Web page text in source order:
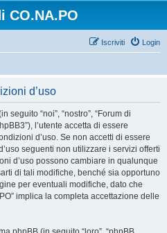
CO.NA.PO
Login
Iscriviti
d’uso
seguito “noi”, “nostro”, “Forum di
l’utente accetta di essere
d’uso. Se non accetti di essere
seguenti non utilizzare i servizi offerti
d’uso possono cambiare in qualunque
di tali modifiche, benché sia opportuno
per eventuali modifiche, dato che
implica la completa accettazione delle